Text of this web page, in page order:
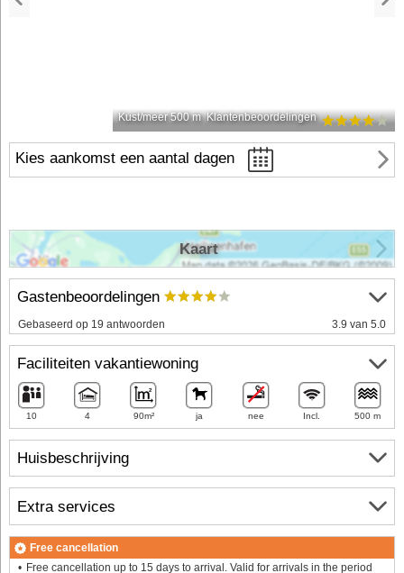
Kust/meer 500 m Klantenbeoordelingen
Kies aankomst een aantal dagen
Huisbeschrijving
Gastenbeoordelingen
Gebaseerd op 19 antwoorden 3.9 van 5.0
Faciliteiten vakantiewoning
10 4 90m² ja nee Incl. 500 m
Extra services
Free cancellation
Free cancellation up to 15 days to arrival. Valid for arrivals in the period
Kaart